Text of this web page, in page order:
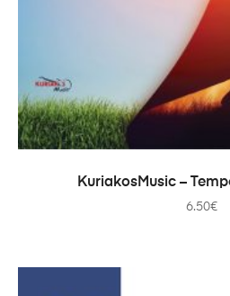
PRIDAŤ DO
KuriakosMusic –
6.50€